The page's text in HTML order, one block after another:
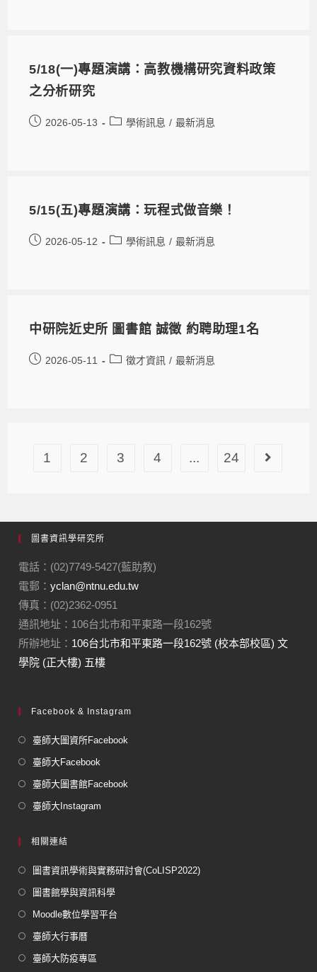
5/18(一)專題演講：高教機構研究資料政策
之分析研究
2026-05-13 學術訊息 / 最新消息
5/15(五)專題演講：玩程式做音樂！
2026-05-12 學術訊息 / 最新消息
中研院近史所 圖書館 誠徵 約聘助理1名
2026-05-11 徵才資訊 / 最新消息
1 2 3 4 ... 24
圖書資訊學研究所
電話：(02)7749-5427(藍助教)
電郵：yclan@ntnu.edu.tw
傳真：(02)2362-0951
通訊地址：106台北市和平東路一段162號
所辦地址： 106台北市和平東路一段162號 (校本部校區) 文
學院 (正大樓) 五樓
Facebook & Instagram
臺師大圖資所Facebook
臺師大Facebook
臺師大圖書館Facebook
臺師大Instagram
相關連結
圖書資訊學術與實務研討會(CoLISP2022)
圖書館學與資訊科學
Moodle數位學習平台
臺師大行事曆
臺師大防疫專區